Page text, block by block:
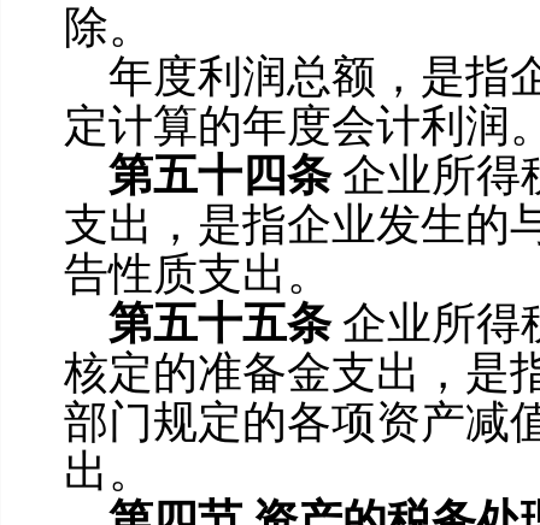
除。
年度利润总额，是指
定计算的年度会计利润
第五十四条 企业所得
支出，是指企业发生的
告性质支出。
第五十五条 企业所得
核定的准备金支出，是
部门规定的各项资产减
出。